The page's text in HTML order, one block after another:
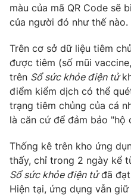
VTV Sức khoẻ
Thị trường 24h
VTV4
Liên hệ tòa soạn
màu của mã QR Code sẽ
của người đó như thế nào.
Trên cơ sở dữ liệu tiêm
được tiêm (số mũi
trên Sổ sức khỏe điện tử
điểm kiểm dịch có thể
trạng tiêm chủng của cá
là căn cứ để đảm bảo "hộ
Thống kê trên kho ứng
thấy, chỉ trong 2 ngày kể
Sổ sức khỏe điện tửđã đạt
Hiện tại, ứng dụng vẫn